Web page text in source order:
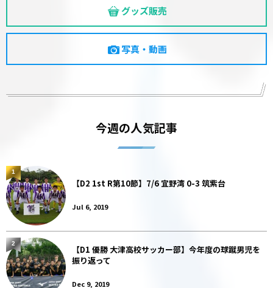
グッズ販売
写真・動画
今週の人気記事
【D2 1st R第10節】7/6 宜野湾 0-3 筑紫台
Jul 6, 2019
1
【D1 優勝 大津高校サッカー部】今年度の球蹴男児を
振り返って
Dec 9, 2019
2